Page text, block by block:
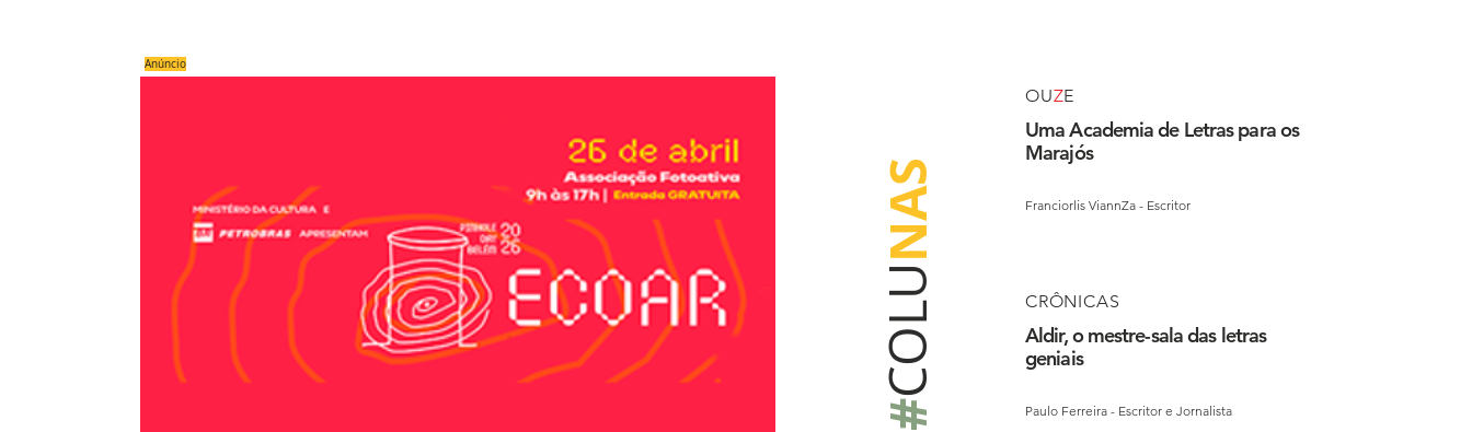
#
COLU
NAS
OUZE
Uma Academia de Letras para os
Marajós
Franciorlis ViannZa - Escritor
CRÔNICAS
Aldir, o mestre-sala das letras
geniais
Paulo Ferreira - Escritor e Jornalista
Anúncio